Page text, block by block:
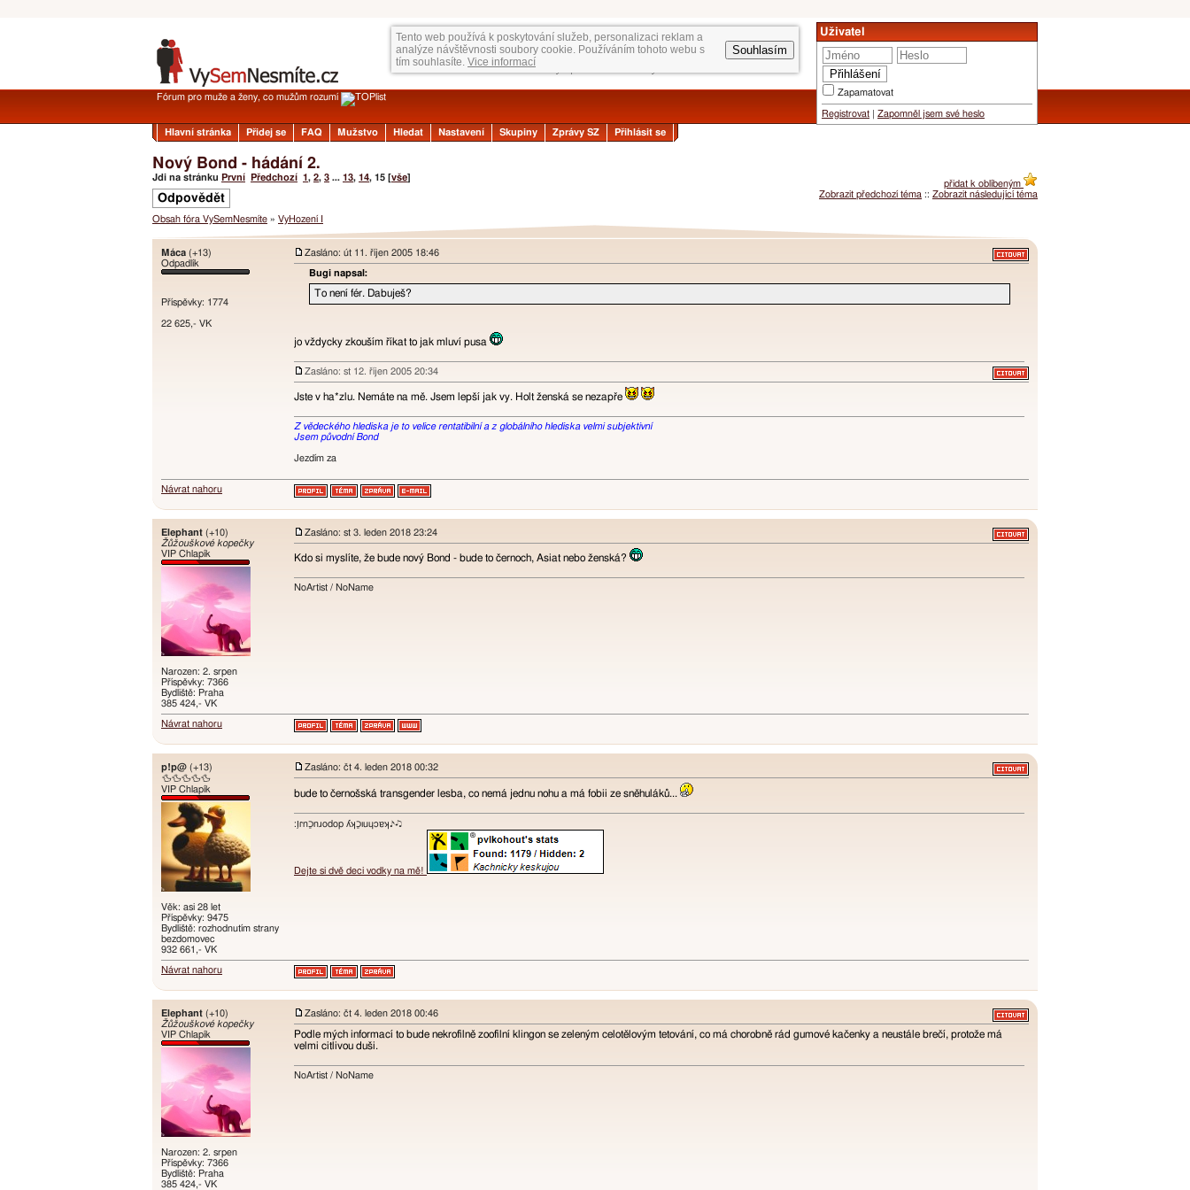
Tento web používá k poskytování služeb, personalizaci reklam a
analýze návštěvnosti soubory cookie. Používáním tohoto webu s
tím souhlasíte. Vice informací
Souhlasím
Uživatel
Zapamatovat
Registrovat Zapomněl jsem své heslo
Fórum pro muže a ženy, co mužům rozumí
Hlavní stránka Přidej se FAQ Mužstvo Hledat Nastavení Skupiny Zprávy SZ Přihlásit se
Nový Bond - hádání 2.
přidat k oblíbeným
Zobrazit předchozí téma :: Zobrazit následující téma
Jdi na stránku První Předchozí 1, 2, 3 ... 13, 14, 15 [vše]
Odpovědět
Obsah fóra VySemNesmíte » VyHození I
Máca (+13)
Odpadlík
Příspěvky: 1774
22 625,- VK
Zasláno: út 11. říjen 2005 18:46
Bugi napsal:
To není fér. Dabuješ?
jo vždycky zkouším říkat to jak mluví pusa
Zasláno: st 12. říjen 2005 20:34
Jste v ha*zlu. Nemáte na mě. Jsem lepší jak vy. Holt ženská se nezapře
Z vědeckého hlediska je to velice rentatibilní a z globálního hlediska velmi subjektivní
Jsem původní Bond
Jezdím za
Návrat nahoru
Elephant (+10)
Žůžouškové kopečky
VIP Chlapík
Narozen: 2. srpen
Příspěvky: 7366
Bydliště: Praha
385 424,- VK
Zasláno: st 3. leden 2018 23:24
Kdo si myslíte, že bude nový Bond - bude to černoch, Asiat nebo ženská?
NoArtist / NoName
Návrat nahoru
p!p@ (+13)
🦆🦆🦆🦆🦆
VIP Chlapík
Věk: asi 28 let
Příspěvky: 9475
Bydliště: rozhodnutím strany
bezdomovec
932 661,- VK
Zasláno: čt 4. leden 2018 00:32
bude to černošská transgender lesba, co nemá jednu nohu a má fobii ze sněhuláků...
:ו֥ɾnכַnɹodop ʎʞכַıuɥɔɐʞ♪♫
Dejte si dvě deci vodky na mě!
Návrat nahoru
Elephant (+10)
Žůžouškové kopečky
VIP Chlapík
Narozen: 2. srpen
Příspěvky: 7366
Bydliště: Praha
385 424,- VK
Zasláno: čt 4. leden 2018 00:46
Podle mých informací to bude nekrofilně zoofilní klingon se zeleným celotělovým tetování, co má chorobně rád gumové kačenky a neustále brečí, protože má
velmi citlivou duši.
NoArtist / NoName